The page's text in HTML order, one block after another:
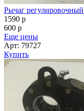
Рычаг
1590 p
600 p
Еще цены
Арт: 79727
Купить